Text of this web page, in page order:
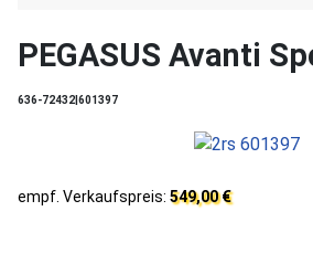
PEGASUS Avanti
636-72432|601397
empf. Verkaufspreis: 549,00 €